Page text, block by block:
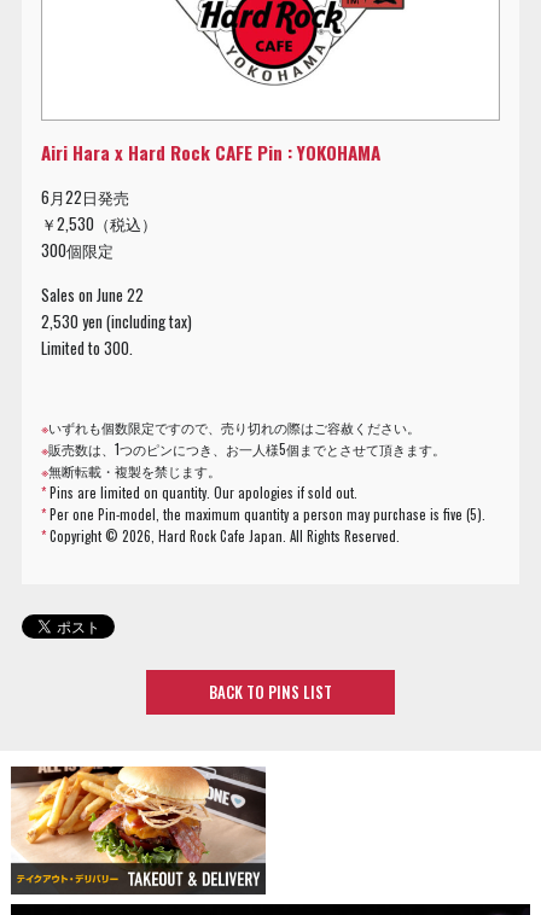
Airi Hara x Hard Rock CAFE Pin : YOKOHAMA
6月22日発売
￥2,530（税込）
300個限定
Sales on June 22
2,530 yen (including tax)
Limited to 300.
※いずれも個数限定ですので、売り切れの際はご容赦ください。
※販売数は、1つのピンにつき、お一人様5個までとさせて頂きます。
※無断転載・複製を禁じます。
*Pins are limited on quantity. Our apologies if sold out.
*Per one Pin-model, the maximum quantity a person may purchase is five (5).
*Copyright ©2026, Hard Rock Cafe Japan. All Rights Reserved.
BACK TO PINS LIST